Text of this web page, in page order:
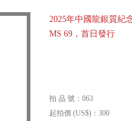
2025年中國龍銀質紀
MS 69，首日發行
拍 品 號：063
起拍價 (US$)：300